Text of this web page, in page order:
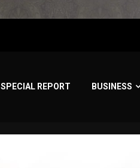
SPECIAL REPORT BUSINESS